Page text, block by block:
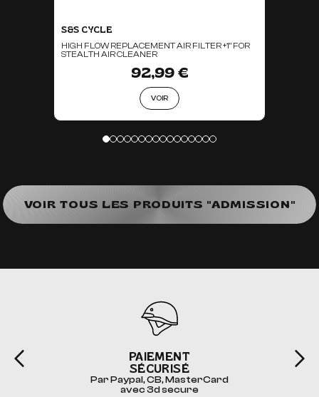
S&S CYCLE
HIGH FLOW REPLACEMENT AIR FILTER +1" FOR
STEALTH AIR CLEANER
92,99 €
VOIR
VOIR TOUS LES PRODUITS "ADMISSION"
PAIEMENT
SÉCURISÉ
Par Paypal, CB, MasterCard
avec 3d secure